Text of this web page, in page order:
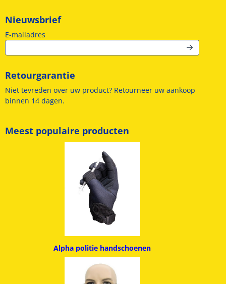
Nieuwsbrief
E-mailadres
Retourgarantie
Niet tevreden over uw product? Retourneer uw aankoop
binnen 14 dagen.
Meest populaire producten
Alpha politie handschoenen